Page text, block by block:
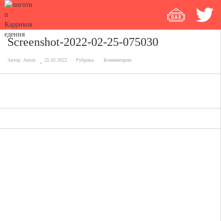
Screenshot-2022-02-25-075030
Автор: Anton 25.02.2022 Рубрика: Комментарии